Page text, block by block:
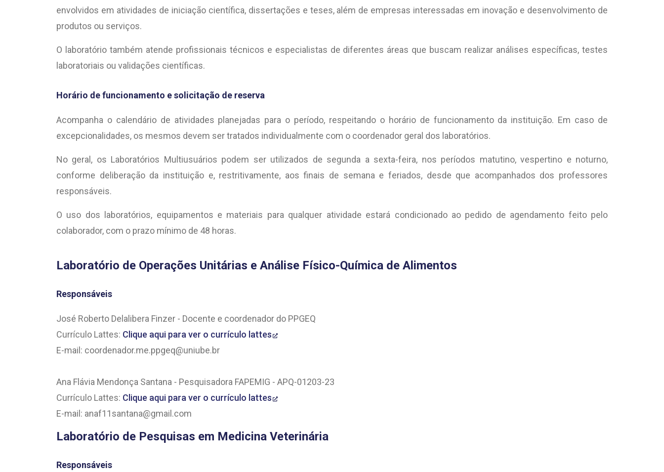
envolvidos em atividades de iniciação científica, dissertações e teses, além de empresas interessadas em inovação e desenvolvimento de
produtos ou serviços.
O laboratório também atende profissionais técnicos e especialistas de diferentes áreas que buscam realizar análises específicas, testes
laboratoriais ou validações científicas.
Horário de funcionamento e solicitação de reserva
Acompanha o calendário de atividades planejadas para o período, respeitando o horário de funcionamento da instituição. Em caso de
excepcionalidades, os mesmos devem ser tratados individualmente com o coordenador geral dos laboratórios.
No geral, os Laboratórios Multiusuários podem ser utilizados de segunda a sexta-feira, nos períodos matutino, vespertino e noturno,
conforme deliberação da instituição e, restritivamente, aos finais de semana e feriados, desde que acompanhados dos professores
responsáveis.
O uso dos laboratórios, equipamentos e materiais para qualquer atividade estará condicionado ao pedido de agendamento feito pelo
colaborador, com o prazo mínimo de 48 horas.
Laboratório de Operações Unitárias e Análise Físico-Química de Alimentos
Responsáveis
José Roberto Delalibera Finzer - Docente e coordenador do PPGEQ
Currículo Lattes: Clique aqui para ver o currículo lattes
E-mail: coordenador.me.ppgeq@uniube.br
Ana Flávia Mendonça Santana - Pesquisadora FAPEMIG - APQ-01203-23
Currículo Lattes: Clique aqui para ver o currículo lattes
E-mail: anaf11santana@gmail.com
Laboratório de Pesquisas em Medicina Veterinária
Responsáveis